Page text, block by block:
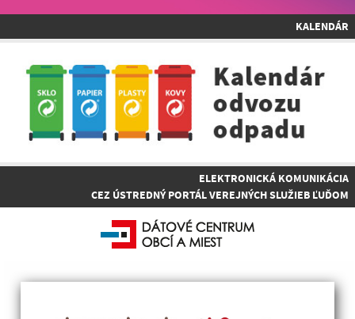
KALENDÁR
ELEKTRONICKÁ KOMUNIKÁCIA
CEZ ÚSTREDNÝ PORTÁL VEREJNÝCH SLUŽIEB ĽUĎOM